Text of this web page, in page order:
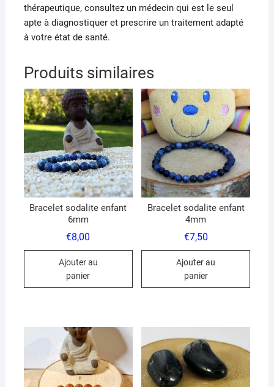
thérapeutique, consultez un médecin qui est le seul
apte à diagnostiquer et prescrire un traitement adapté
à votre état de santé.
Produits similaires
Bracelet sodalite enfant
6mm
€8,00
Ajouter au
panier
Bracelet sodalite enfant
4mm
€7,50
Ajouter au
panier